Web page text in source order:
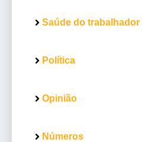
Saúde do trabalhador
Política
Opinião
Números